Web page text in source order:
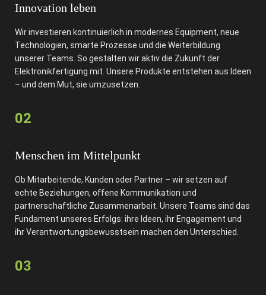
Innovation leben
Wir investieren kontinuierlich in modernes Equipment, neue
Technologien, smarte Prozesse und die Weiterbildung
unserer Teams. So gestalten wir aktiv die Zukunft der
Elektronikfertigung mit. Unsere Produkte entstehen aus Ideen
– und dem Mut, sie umzusetzen.
02
Menschen im Mittelpunkt
Ob Mitarbeitende, Kunden oder Partner – wir setzen auf
echte Beziehungen, offene Kommunikation und
partnerschaftliche Zusammenarbeit. Unsere Teams sind das
Fundament unseres Erfolgs: ihre Ideen, ihr Engagement und
ihr Verantwortungsbewusstsein machen den Unterschied.
03